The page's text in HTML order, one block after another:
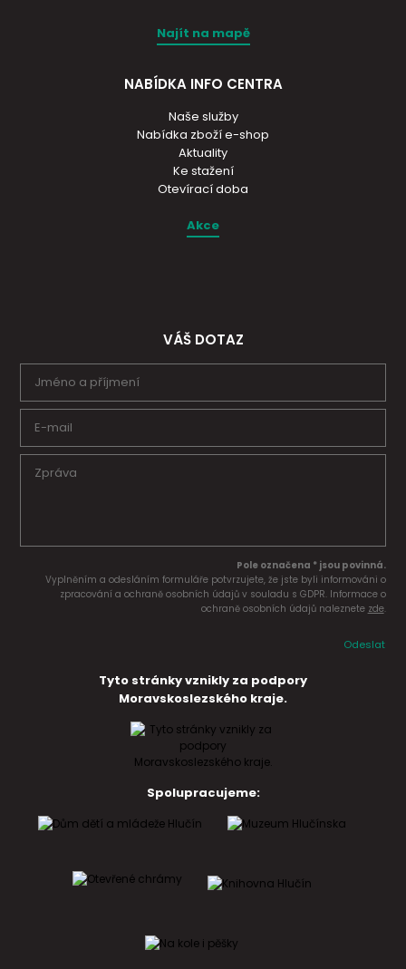
Najít na mapě
NABÍDKA INFO CENTRA
Naše služby
Nabídka zboží e-shop
Aktuality
Ke stažení
Otevírací doba
Akce
VÁŠ DOTAZ
Pole označena * jsou povinná.
Vyplněním a odesláním formuláře potvrzujete, že jste byli informováni o
zpracování a ochraně osobních údajů v souladu s GDPR. Informace o
ochraně osobních údajů naleznete zde.
Odeslat
Tyto stránky vznikly za podpory
Moravskoslezského kraje.
Spolupracujeme: